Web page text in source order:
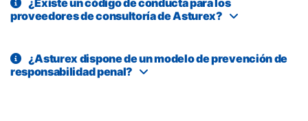
¿Existe un código de conducta para los
proveedores de consultoría de Asturex?
¿Asturex dispone de un modelo de prevención de
responsabilidad penal?